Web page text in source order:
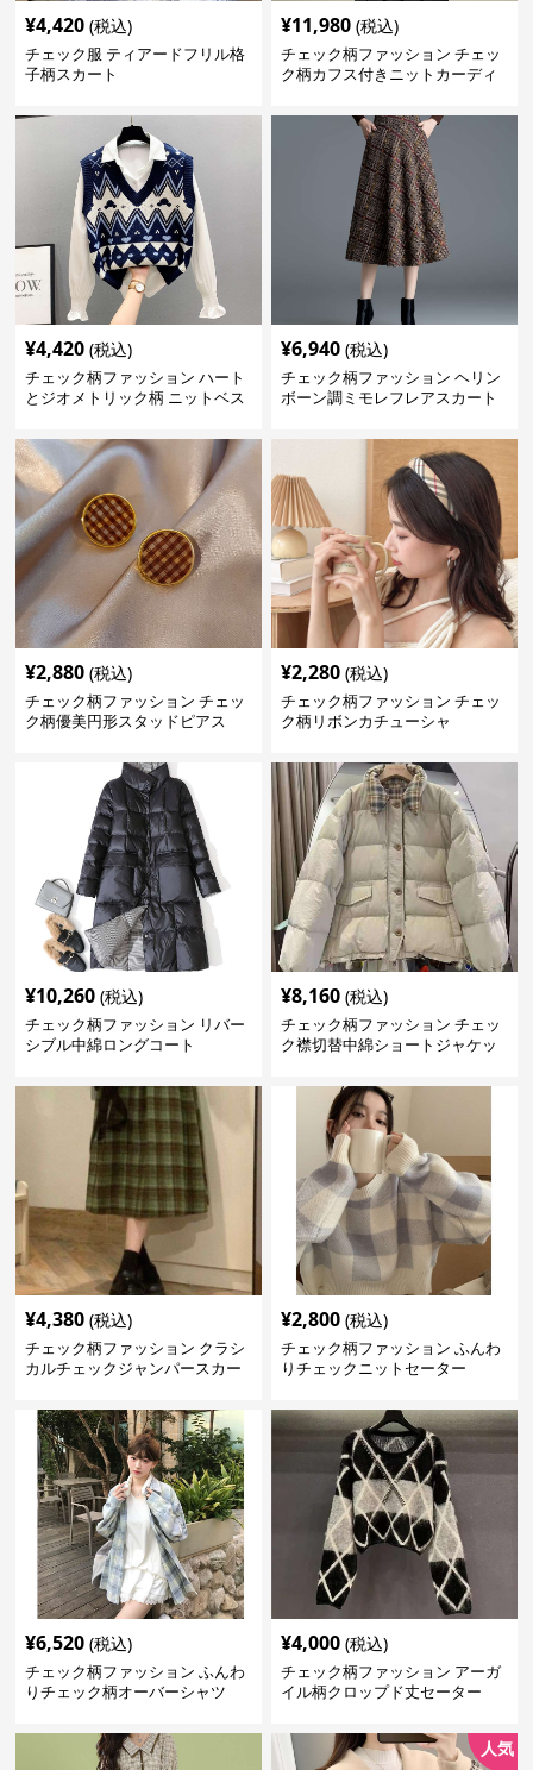
¥4,420 (税込)
チェック服 ティアードフリル格
子柄スカート
¥11,980 (税込)
チェック柄ファッション チェッ
ク柄カフス付きニットカーディ
¥4,420 (税込)
チェック柄ファッション ハート
とジオメトリック柄 ニットベス
¥6,940 (税込)
チェック柄ファッション ヘリン
ボーン調ミモレフレアスカート
¥2,880 (税込)
チェック柄ファッション チェッ
ク柄優美円形スタッドピアス
¥2,280 (税込)
チェック柄ファッション チェッ
ク柄リボンカチューシャ
¥10,260 (税込)
チェック柄ファッション リバー
シブル中綿ロングコート
¥8,160 (税込)
チェック柄ファッション チェッ
ク襟切替中綿ショートジャケッ
¥4,380 (税込)
チェック柄ファッション クラシ
カルチェックジャンパースカー
¥2,800 (税込)
チェック柄ファッション ふんわ
りチェックニットセーター
¥6,520 (税込)
チェック柄ファッション ふんわ
りチェック柄オーバーシャツ
¥4,000 (税込)
チェック柄ファッション アーガ
イル柄クロップド丈セーター
人気